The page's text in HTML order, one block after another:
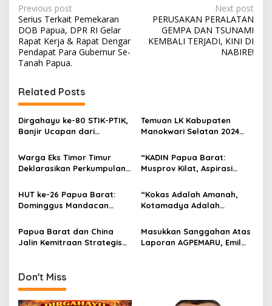
P
o
s
t
a
v
i
a
i
o
n
Previous post
Serius Terkait Pemekaran
DOB Papua, DPR RI Gelar
Rapat Kerja & Rapat Dengar
Pendapat Para Gubernur Se-
Tanah Papua.
Next post
PERUSAKAN PERALATAN
GEMPA DAN TSUNAMI
KEMBALI TERJADI, KINI DI
NABIRE!
Related Posts
Dirgahayu ke-80 STIK-PTIK,
Banjir Ucapan dari
Kapolda.
Temuan LK Kabupaten
Manokwari Selatan 2024
Masa Lalu!
Warga Eks Timor Timur
Deklarasikan Perkumpulan,
Harapan kepada
Pemerintah
“KADIN Papua Barat:
Musprov Kilat, Aspirasi
Ditolak, Pengusaha OAP
Tuntut Musprov Ulang”!
HUT ke-26 Papua Barat:
Dominggus Mandacan
Semangat Membangun
dengan Hati dan Kasih
“Kokas Adalah Amanah,
Kotamadya Adalah
Gugat Janji Pusat”
Papua Barat dan China
Jalin Kemitraan Strategis
Masukkan Sanggahan Atas
Laporan AGPEMARU, Emil
Don't Miss